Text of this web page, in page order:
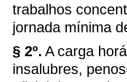
trabalhos
jornada mínima
§ 2º. A carga
insalubres,